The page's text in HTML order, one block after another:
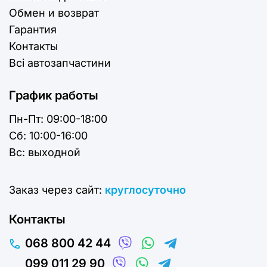
Обмен и возврат
Гарантия
Контакты
Всі автозапчастини
График работы
Пн-Пт: 09:00-18:00
Cб: 10:00-16:00
Вс: выходной
Заказ через сайт: круглосуточно
Контакты
068 800 42 44
099 011 29 90